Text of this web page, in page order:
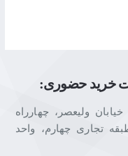
خرید حضوری:
خیابان ولیعصر، چهارراه
تجاری چهارم، واحد